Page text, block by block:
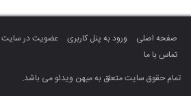
صفحه اصلی ورود به پنل کاربری عضویت در سایت
تماس با ما
تمام حقوق سایت متعلق به میهن ویدئو می باشد.